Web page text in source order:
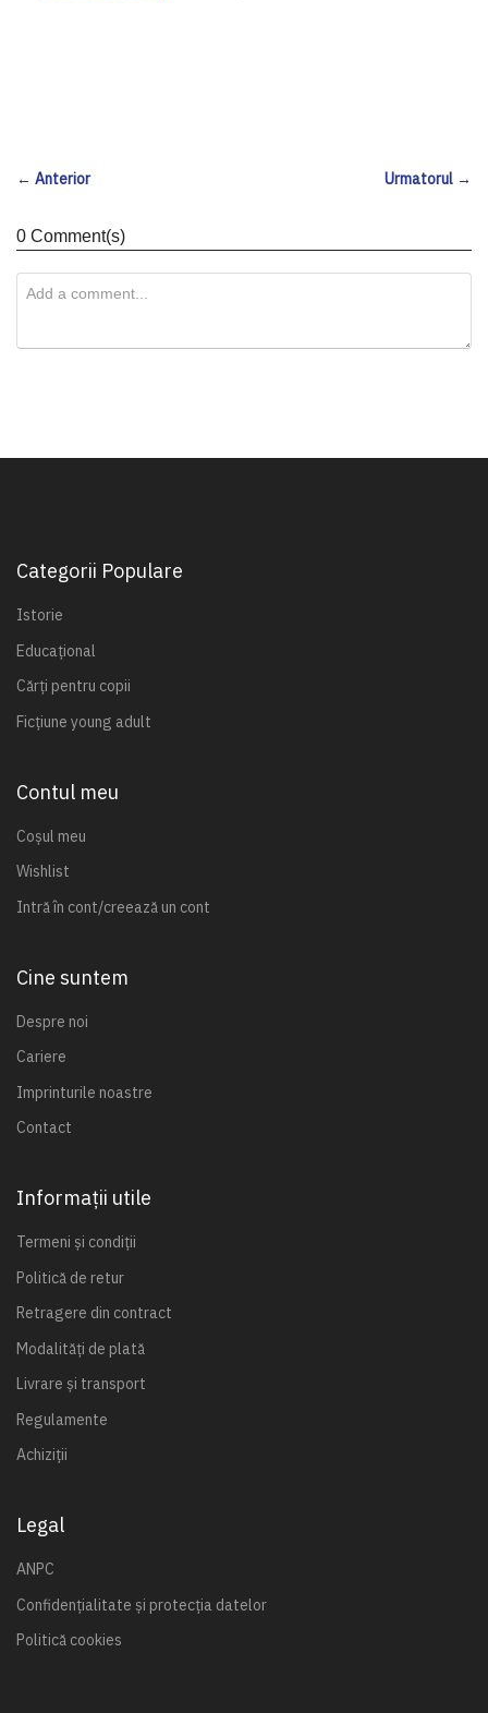
← Anterior Urmatorul →
0 Comment(s)
Categorii Populare
Istorie
Educațional
Cărți pentru copii
Ficțiune young adult
Contul meu
Coșul meu
Wishlist
Intră în cont/creează un cont
Cine suntem
Despre noi
Cariere
Imprinturile noastre
Contact
Informații utile
Termeni și condiții
Politică de retur
Retragere din contract
Modalități de plată
Livrare și transport
Regulamente
Achiziții
Legal
ANPC
Confidențialitate și protecția datelor
Politică cookies